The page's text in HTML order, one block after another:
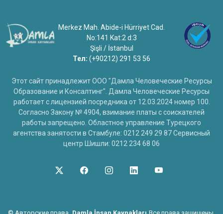
Merkez Mah. Abide-i Hürriyet Cad.
No:141 Kat:2 d:3
Şişli / İstanbul
Тел: (+90212) 291 53 56
Этот сайт принадлежит ООО "Дамла Человеческие Ресурсы
Образование и Консалтинг". Дамла Человеческие Ресурсы
работает с лицензией посредника от 12.03.2024 номер 100.
Согласно Закону № 4904, взимание платы с соискателей
работы запрещено. Областное управление Турецкого
агентства занятости в Стамбуле: 0212 249 29 87 Сервисный
центр Шишли: 0212 234 68 06
© Авторские права Damla İnsan Kaynakları Все права защищены.